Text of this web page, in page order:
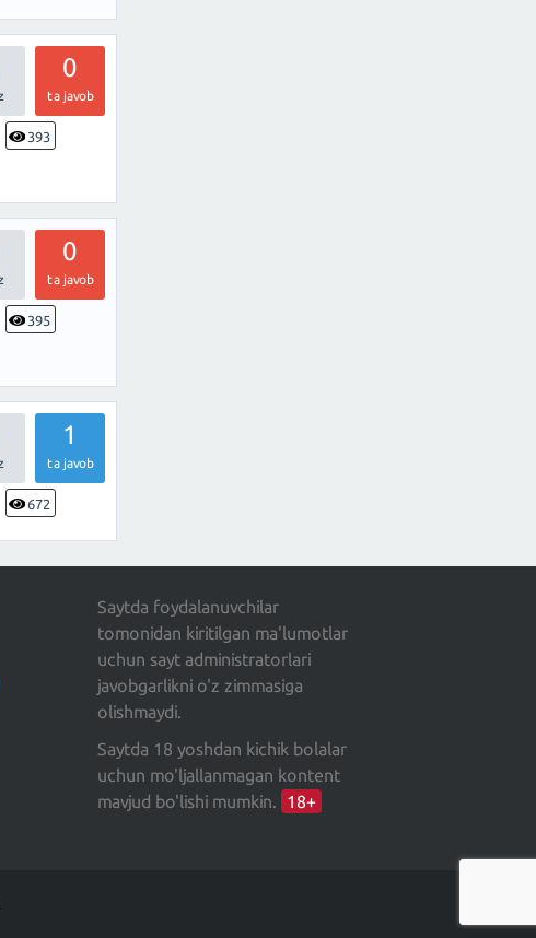
0
ta javob
393
0
ta javob
395
1
ta javob
672
Saytda foydalanuvchilar
tomonidan kiritilgan ma'lumotlar
uchun sayt administratorlari
javobgarlikni o'z zimmasiga
olishmaydi.
Saytda 18 yoshdan kichik bolalar
uchun mo'ljallanmagan kontent
mavjud bo'lishi mumkin.
18+